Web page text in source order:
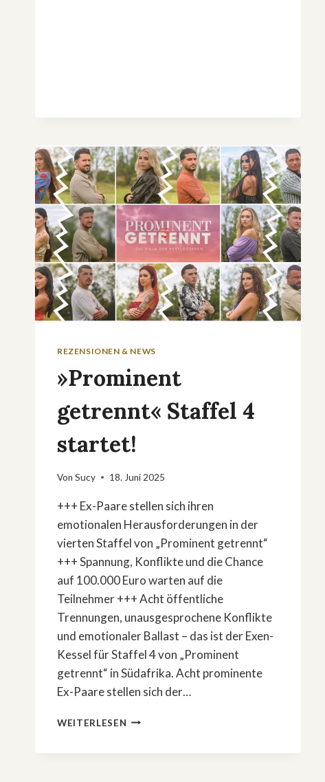
REZENSIONEN & NEWS
»Prominent
getrennt« Staffel 4
startet!
Von Sucy 18. Juni 2025
+++ Ex-Paare stellen sich ihren
emotionalen Herausforderungen in der
vierten Staffel von „Prominent getrennt“
+++ Spannung, Konflikte und die Chance
auf 100.000 Euro warten auf die
Teilnehmer +++ Acht öffentliche
Trennungen, unausgesprochene Konflikte
und emotionaler Ballast – das ist der Exen-
Kessel für Staffel 4 von „Prominent
getrennt“ in Südafrika. Acht prominente
Ex-Paare stellen sich der…
WEITERLESEN »PROMINENT